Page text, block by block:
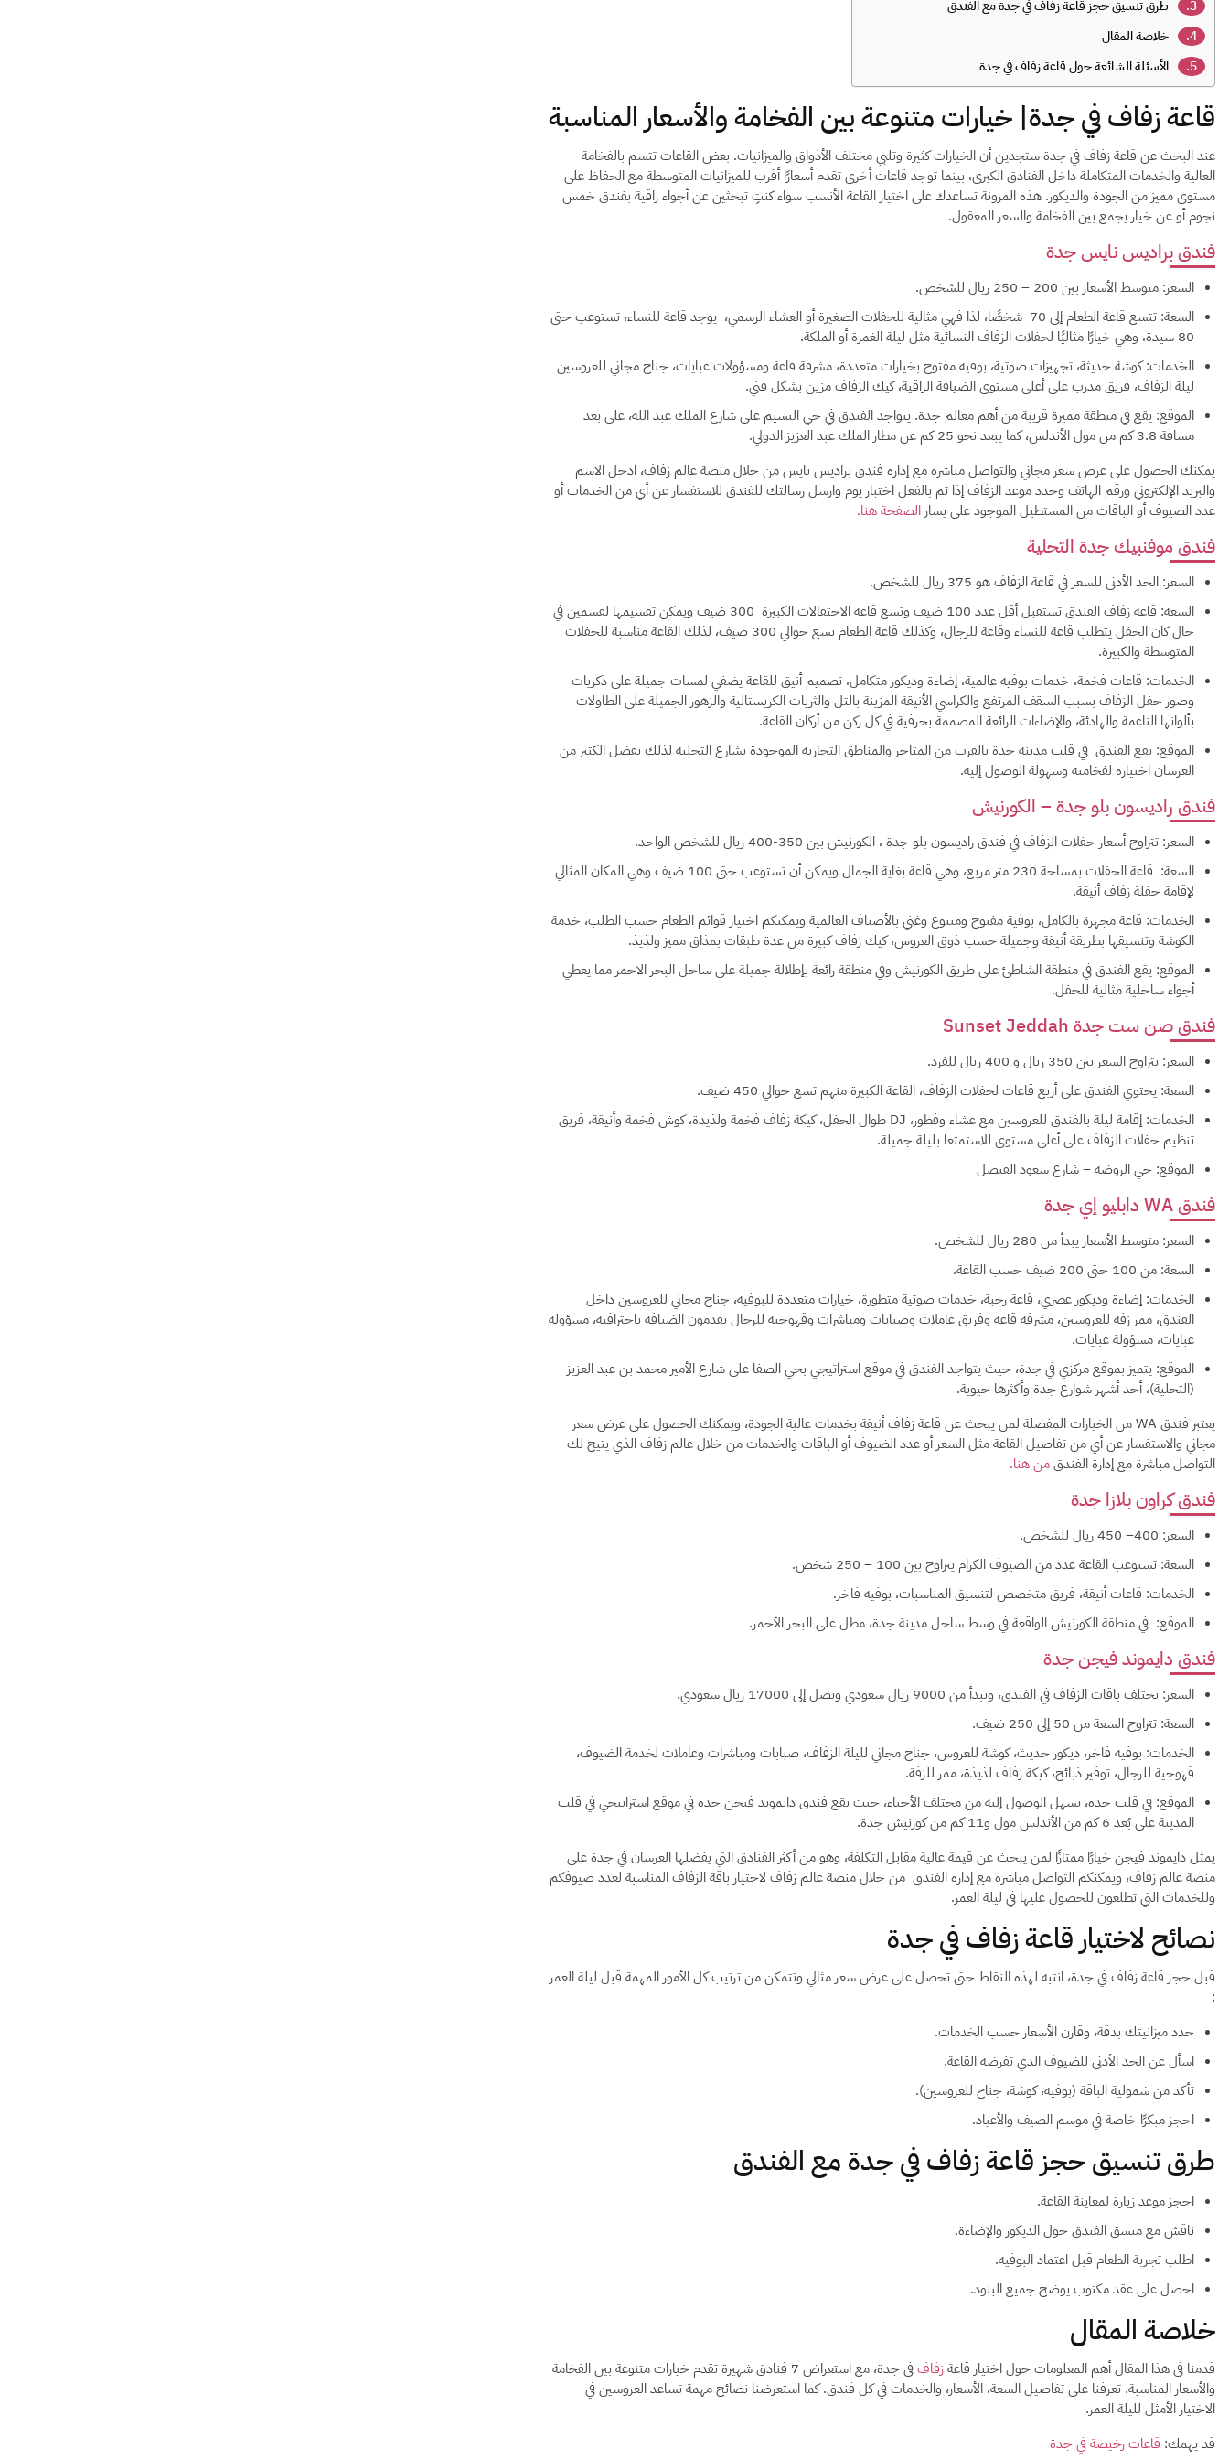
طرق تنسيق حجز قاعة زفاف في جدة مع الفندق
خلاصة المقال
الأسئلة الشائعة حول قاعة زفاف في جدة
قاعة زفاف في جدة| خيارات متنوعة بين الفخامة والأسعار المناسبة
عند البحث عن قاعة زفاف في جدة ستجدين أن الخيارات كثيرة وتلبي مختلف الأذواق والميزانيات. بعض القاعات تتسم بالفخامة
العالية والخدمات المتكاملة داخل الفنادق الكبرى، بينما توجد قاعات أخرى تقدم أسعارًا أقرب للميزانيات المتوسطة مع الحفاظ على
مستوى مميز من الجودة والديكور. هذه المرونة تساعدك على اختيار القاعة الأنسب سواء كنتِ تبحثين عن أجواء راقية بفندق خمس
نجوم أو عن خيار يجمع بين الفخامة والسعر المعقول.
فندق براديس نايس جدة
السعر: متوسط الأسعار بين 200 – 250 ريال للشخص.
السعة: تتسع قاعة الطعام إلى 70 شخصًا، لذا فهي مثالية للحفلات الصغيرة أو العشاء الرسمي، يوجد قاعة للنساء، تستوعب حتى
80 سيدة، وهي خيارًا مثاليًا لحفلات الزفاف النسائية مثل ليلة الغمرة أو الملكة.
الخدمات: كوشة حديثة، تجهيزات صوتية، بوفيه مفتوح بخيارات متعددة، مشرفة قاعة ومسؤولات عبايات، جناح مجاني للعروسين
ليلة الزفاف، فريق مدرب على أعلى مستوى الضيافة الراقية، كيك الزفاف مزين بشكل فني.
الموقع: يقع في منطقة مميزة قريبة من أهم معالم جدة. يتواجد الفندق في حي النسيم على شارع الملك عبد الله، على بعد
مسافة 3.8 كم من مول الأندلس، كما يبعد نحو 25 كم عن مطار الملك عبد العزيز الدولي.
يمكنك الحصول على عرض سعر مجاني والتواصل مباشرة مع إدارة فندق براديس نايس من خلال منصة عالم زفاف، ادخل الاسم
والبريد الإلكتروني ورقم الهاتف وحدد موعد الزفاف إذا تم بالفعل اختبار يوم وارسل رسالتك للفندق للاستفسار عن أي من الخدمات أو
عدد الضيوف أو الباقات من المستطيل الموجود على يسار الصفحة هنا.
فندق موفنبيك جدة التحلية
السعر: الحد الأدنى للسعر في قاعة الزفاف هو 375 ريال للشخص.
السعة: قاعة زفاف الفندق تستقبل أقل عدد 100 ضيف وتسع قاعة الاحتفالات الكبيرة 300 ضيف ويمكن تقسيمها لقسمين في
حال كان الحفل يتطلب قاعة للنساء وقاعة للرجال، وكذلك قاعة الطعام تسع حوالي 300 ضيف، لذلك القاعة مناسبة للحفلات
المتوسطة والكبيرة.
الخدمات: قاعات فخمة، خدمات بوفيه عالمية، إضاءة وديكور متكامل، تصميم أنيق للقاعة يضفي لمسات جميلة على ذكريات
وصور حفل الزفاف بسبب السقف المرتفع والكراسي الأنيقة المزينة بالتل والثريات الكريستالية والزهور الجميلة على الطاولات
بألوانها الناعمة والهادئة، والإضاءات الرائعة المصممة بحرفية في كل ركن من أركان القاعة.
الموقع: يقع الفندق في قلب مدينة جدة بالقرب من المتاجر والمناطق التجارية الموجودة بشارع التحلية لذلك يفضل الكثير من
العرسان اختياره لفخامته وسهولة الوصول إليه.
فندق راديسون بلو جدة – الكورنيش
السعر: تتراوح أسعار حفلات الزفاف في فندق راديسون بلو جدة ، الكورنيش بين 350-400 ريال للشخص الواحد.
السعة: قاعة الحفلات بمساحة 230 متر مربع، وهي قاعة بغاية الجمال ويمكن أن تستوعب حتى 100 ضيف وهي المكان المثالي
لإقامة حفلة زفاف أنيقة.
الخدمات: قاعة مجهزة بالكامل، بوفية مفتوح ومتنوع وغني بالأصناف العالمية ويمكنكم اختيار قوائم الطعام حسب الطلب، خدمة
الكوشة وتنسيقها بطريقة أنيقة وجميلة حسب ذوق العروس، كيك زفاف كبيرة من عدة طبقات بمذاق مميز ولذيذ.
الموقع: يقع الفندق في منطقة الشاطئ على طريق الكورنيش وفي منطقة رائعة بإطلالة جميلة على ساحل البحر الاحمر مما يعطي
أجواء ساحلية مثالية للحفل.
فندق صن ست جدة Sunset Jeddah
السعر: يتراوح السعر بين 350 ريال و 400 ريال للفرد.
السعة: يحتوي الفندق على أربع قاعات لحفلات الزفاف، القاعة الكبيرة منهم تسع حوالي 450 ضيف.
الخدمات: إقامة ليلة بالفندق للعروسين مع عشاء وفطور، DJ طوال الحفل، كيكة زفاف فخمة ولذيدة، كوش فخمة وأنيقة، فريق
تنظيم حفلات الزفاف على أعلى مستوى للاستمتعا بليلة جميلة.
الموقع: حي الروضة – شارع سعود الفيصل
فندق WA دابليو إي جدة
السعر: متوسط الأسعار يبدأ من 280 ريال للشخص.
السعة: من 100 حتى 200 ضيف حسب القاعة.
الخدمات: إضاءة وديكور عصري، قاعة رحبة، خدمات صوتية متطورة، خيارات متعددة للبوفيه، جناح مجاني للعروسين داخل
الفندق، ممر زفة للعروسين، مشرفة قاعة وفريق عاملات وصبابات ومباشرات وقهوجية للرجال يقدمون الضيافة باحترافية، مسؤولة
عبايات، مسؤولة عبايات.
الموقع: يتميز بموقع مركزي في جدة، حيث يتواجد الفندق في موقع استراتيجي بحي الصفا على شارع الأمير محمد بن عبد العزيز
(التحلية)، أحد أشهر شوارع جدة وأكثرها حيوية.
يعتبر فندق WA من الخيارات المفضلة لمن يبحث عن قاعة زفاف أنيقة بخدمات عالية الجودة، ويمكنك الحصول على عرض سعر
مجاني والاستفسار عن أي من تفاصيل القاعة مثل السعر أو عدد الضيوف أو الباقات والخدمات من خلال عالم زفاف الذي يتيح لك
التواصل مباشرة مع إدارة الفندقمن هنا.
فندق كراون بلازا جدة
السعر: 400– 450 ريال للشخص.
السعة: تستوعب القاعة عدد من الضيوف الكرام يتراوح بين 100 – 250 شخص.
الخدمات: قاعات أنيقة، فريق متخصص لتنسيق المناسبات، بوفيه فاخر.
الموقع: في منطقة الكورنيش الواقعة في وسط ساحل مدينة جدة، مطل على البحر الأحمر.
فندق دايموند فيجن جدة
السعر: تختلف باقات الزفاف في الفندق، وتبدأ من 9000 ريال سعودي وتصل إلى 17000 ريال سعودي.
السعة: تتراوح السعة من 50 إلى 250 ضيف.
الخدمات: بوفيه فاخر، ديكور حديث، كوشة للعروس، جناح مجاني لليلة الزفاف، صبابات ومباشرات وعاملات لخدمة الضيوف،
قهوجية للرجال، توفير ذبائح، كيكة زفاف لذيذة، ممر للزفة.
الموقع: في قلب جدة، يسهل الوصول إليه من مختلف الأحياء، حيث يقع فندق دايموند فيجن جدة في موقع استراتيجي في قلب
المدينة على بُعد 6 كم من الأندلس مول و11 كم من كورنيش جدة.
يمثل دايموند فيجن خيارًا ممتازًا لمن يبحث عن قيمة عالية مقابل التكلفة، وهو من أكثر الفنادق التي يفضلها العرسان في جدة على
منصة عالم زفاف، ويمكنكم التواصل مباشرة مع إدارة الفندق من خلال منصة عالم زفاف لاختيار باقة الزفاف المناسبة لعدد ضيوفكم
وللخدمات التي تطلعون للحصول عليها في ليلة العمر.
نصائح لاختيار قاعة زفاف في جدة
قبل حجز قاعة زفاف في جدة، انتبه لهذه النقاط حتى تحصل على عرض سعر مثالي وتتمكن من ترتيب كل الأمور المهمة قبل ليلة العمر
:
حدد ميزانيتك بدقة، وقارن الأسعار حسب الخدمات.
اسأل عن الحد الأدنى للضيوف الذي تفرضه القاعة.
تأكد من شمولية الباقة (بوفيه، كوشة، جناح للعروسين).
احجز مبكرًا خاصة في موسم الصيف والأعياد.
طرق تنسيق حجز قاعة زفاف في جدة مع الفندق
احجز موعد زيارة لمعاينة القاعة.
ناقش مع منسق الفندق حول الديكور والإضاءة.
اطلب تجربة الطعام قبل اعتماد البوفيه.
احصل على عقد مكتوب يوضح جميع البنود.
خلاصة المقال
قدمنا في هذا المقال أهم المعلومات حول اختيار قاعةزفاف
في جدة، مع استعراض 7 فنادق شهيرة تقدم خيارات متنوعة بين الفخامة
والأسعار المناسبة. تعرفنا على تفاصيل السعة، الأسعار، والخدمات في كل فندق. كما استعرضنا نصائح مهمة تساعد العروسين في
الاختيار الأمثل لليلة العمر.
قد يهمك: قاعات رخيصة في جدة